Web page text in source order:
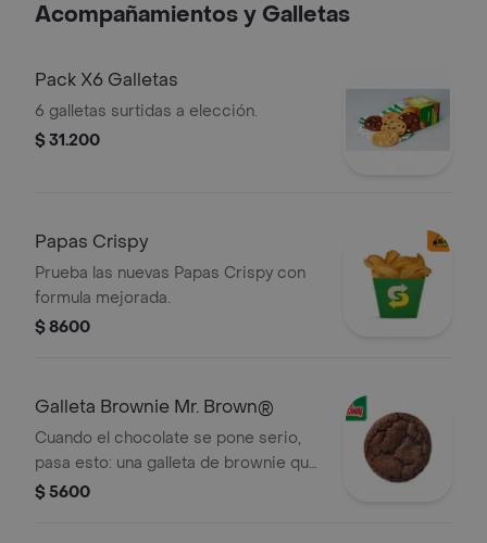
Acompañamientos y Galletas
Pack X6 Galletas
6 galletas surtidas a elección.
$ 31.200
Papas Crispy
Prueba las nuevas Papas Crispy con
formula mejorada.
$ 8600
Galleta Brownie Mr. Brown®
Cuando el chocolate se pone serio,
pasa esto: una galleta de brownie que
se roba el momento y no pide
$ 5600